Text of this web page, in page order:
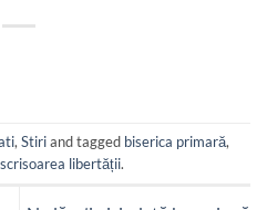
,Stiriand tagged biserica primară,
scrisoarea libertății.